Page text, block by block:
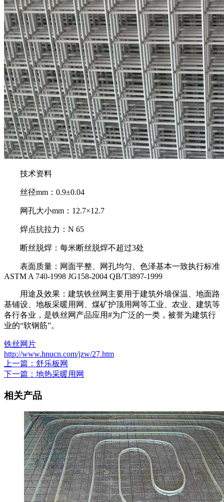
技术资料
丝径mm：0.9±0.04
网孔大小mm：12.7×12.7
焊点抗拉力：N 65
断丝脱焊：每米断丝脱焊不超过3处
表面质量：网面平整、网孔均匀、色泽基本一致执行标准
ASTM A 740-1998 JG158-2004 QB/T3897-1999
用途及效果：建筑铁丝网主要用于建筑外墙保温、地面路
基铺设、地板采暖用网、煤矿护顶用网等工业、农业、建筑等
各行各业，是铁丝网产品应用#为广泛的一类，被誉为建筑行
业的“软钢筋”。
铁丝网片
http://www.hnucn.com/jzw/27.htm
上一篇：舒乐板网
下一篇：地热采暖用网
相关产品